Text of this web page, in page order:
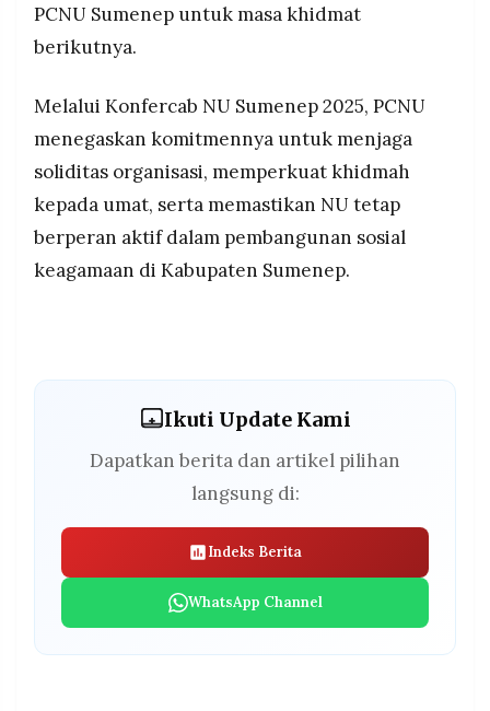
PCNU Sumenep untuk masa khidmat
berikutnya.
Melalui Konfercab NU Sumenep 2025, PCNU
menegaskan komitmennya untuk menjaga
soliditas organisasi, memperkuat khidmah
kepada umat, serta memastikan NU tetap
berperan aktif dalam pembangunan sosial
keagamaan di Kabupaten Sumenep.
Ikuti Update Kami
Dapatkan berita dan artikel pilihan
langsung di:
Indeks Berita
WhatsApp Channel